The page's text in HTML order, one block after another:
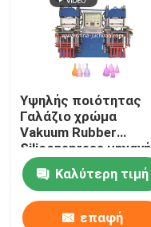
Υψηλής ποιότητας
Γαλάζιο χρώμα
Vakuum Rubber
Siliconepress μηχανή
για την κατασκευή
προϊόντων κουζίνας
αυτοκινητο-
εξαρτήματα
Καλύτερη τιμή
επαφή